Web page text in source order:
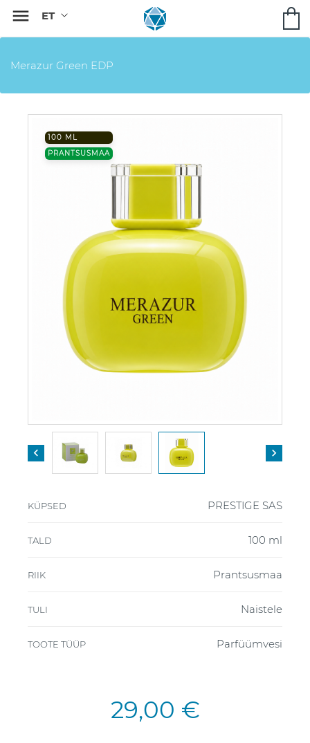

Merazur Green EDP
100 ML
PRANTSUSMAA
 
KÜPSED PRESTIGE SAS
TALD 100 ml
RIIK Prantsusmaa
TULI Naistele
TOOTE TÜÜP Parfüümvesi
29,00 €